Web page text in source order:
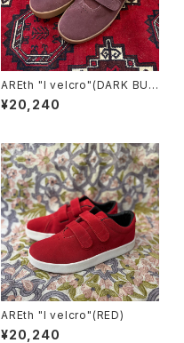
AREth "I velcro"(DARK BUR
GUNDY)
¥20,240
AREth "I velcro"(RED)
¥20,240